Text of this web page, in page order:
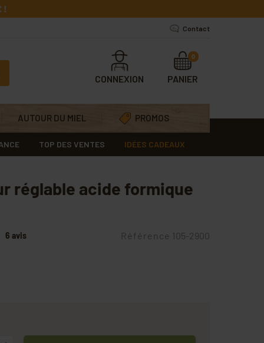
!
Contact
CONNEXION PANIER
0
AUTOUR DU MIEL PROMOS
TOP DES VENTES IDÉES CADEAUX
réglable acide formique
6 avis Référence 105-2900